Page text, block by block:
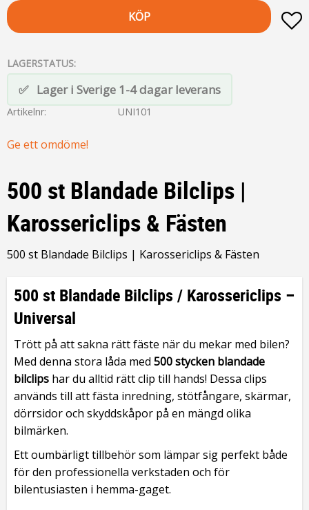
KÖP
LAGERSTATUS
Lager i Sverige 1-4 dagar leverans
Artikelnr UNI101
Ge ett omdöme!
500 st Blandade Bilclips |
Karossericlips & Fästen
500 st Blandade Bilclips | Karossericlips & Fästen
500 st Blandade Bilclips / Karossericlips –
Universal
Trött på att sakna rätt fäste när du mekar med bilen?
Med denna stora låda med 500 stycken blandade
bilclips har du alltid rätt clip till hands! Dessa clips
används till att fästa inredning, stötfångare, skärmar,
dörrsidor och skyddskåpor på en mängd olika
bilmärken.
Ett oumbärligt tillbehör som lämpar sig perfekt både
för den professionella verkstaden och för
bilentusiasten i hemma-gaget.